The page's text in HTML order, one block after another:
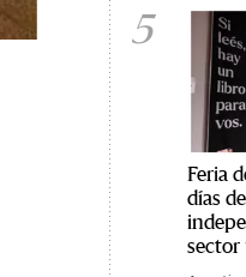
5
Feria
días
sector